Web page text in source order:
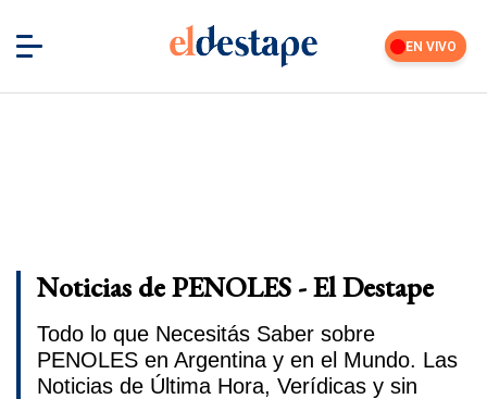
EN VIVO
Noticias de PENOLES - El Destape
Todo lo que Necesitás Saber sobre
PENOLES en Argentina y en el Mundo. Las
Noticias de Última Hora, Verídicas y sin